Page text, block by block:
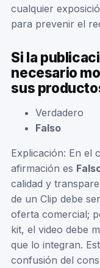
cualquier
para prevenir el
Si la
necesario
sus
Verdadero
Falso
Explicación: En el
afirmación es
calidad y
de un Clip debe
oferta comercial;
kit, el video debe
que lo integran.
confusión del